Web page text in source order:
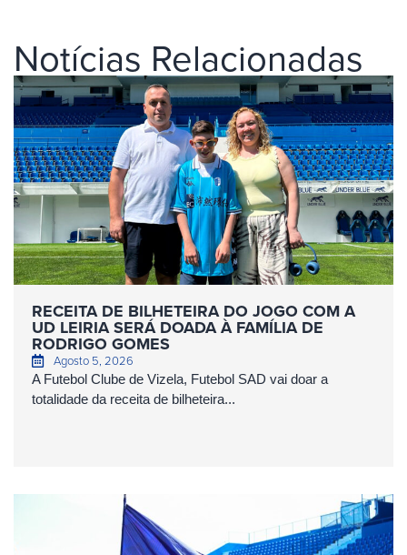
Notícias Relacionadas
RECEITA DE BILHETEIRA DO JOGO COM A
UD LEIRIA SERÁ DOADA À FAMÍLIA DE
RODRIGO GOMES
Agosto 5, 2026
A Futebol Clube de Vizela, Futebol SAD vai doar a
totalidade da receita de bilheteira...